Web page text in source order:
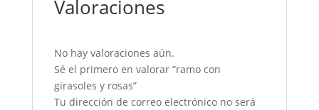
Valoraciones
No hay valoraciones aún.
Sé el primero en valorar “ramo con
girasoles y rosas”
Tu dirección de correo electrónico no será